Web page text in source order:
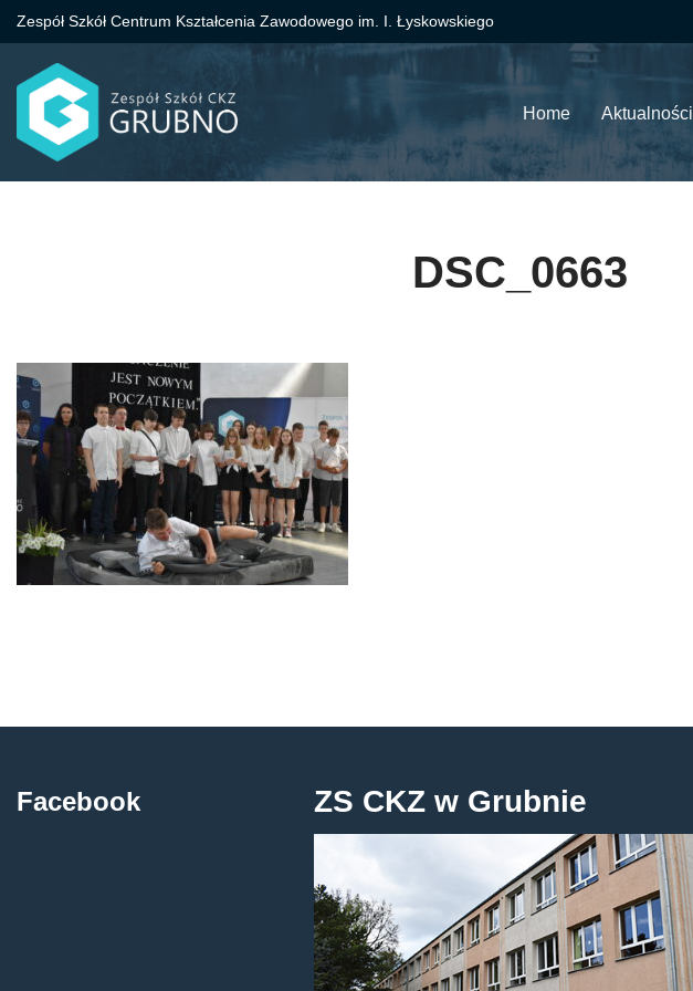
Przejdź
do
treści
Zespół Szkół Centrum Kształcenia Zawodowego im. I. Łyskowskiego
Home Aktualności
DSC_0663
Facebook ZS CKZ w Grubnie